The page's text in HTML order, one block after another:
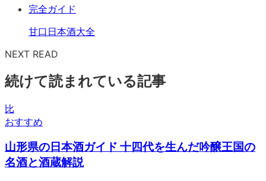
完全ガイド
甘口日本酒大全
NEXT READ
続けて読まれている記事
比
おすすめ
山形県の日本酒ガイド 十四代を生んだ吟醸王国の
名酒と酒蔵解説